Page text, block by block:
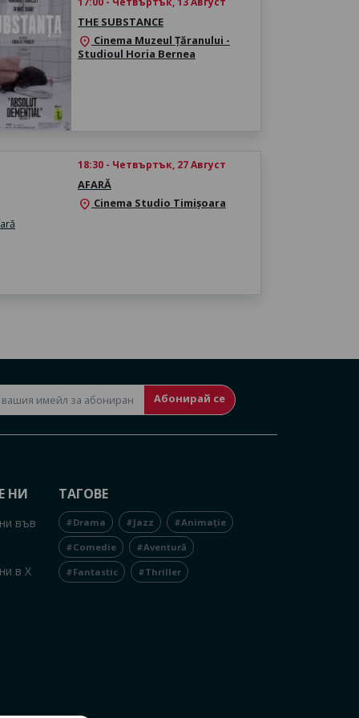
THE SUBSTANCE
location_on Cinema Muzeul Țăranului -
Studioul Horia Bernea
18:30 - Четвъртък, 27 Август
AFARĂ
location_on Cinema Studio Timișoara
Абонирай се
НИ
във
в X
ТАГОВЕ
#Drama #Jazz #Animație
#Comedie #Aventură
#Fantastic #Thriller